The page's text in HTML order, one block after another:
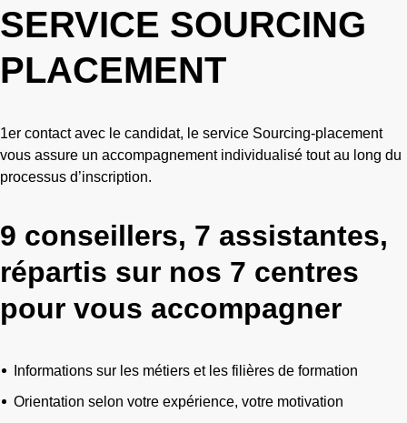
SERVICE SOURCING
PLACEMENT
1er contact avec le candidat, le service Sourcing-placement
vous assure un accompagnement individualisé tout au long du
processus d’inscription.
9 conseillers, 7 assistantes,
répartis sur nos 7 centres
pour vous accompagner
Informations sur les métiers et les filières de formation
Orientation selon votre expérience, votre motivation